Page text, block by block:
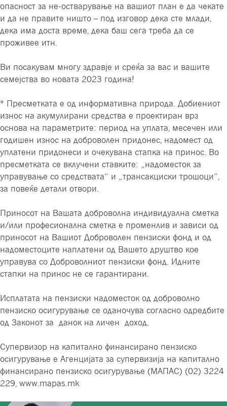
опасност за не-остварување на вашиот план е да чекате
и да не правите ништо – под изговор дека сте млади,
дека има доста време, дека баш сега треба да се
проживее итн.
Ви посакувам многу здравје и среќа за вас и вашите
семејства во новата 2023 година!
* Пресметката е од информативна природа. Добиениот
износ на акумулирани средства е проектиран врз
основа на параметрите: период на уплата, месечен или
годишен износ на доброволен придонес, надомест од
уплатени придонеси и очекувана стапка на принос. Во
пресметката се вклучени ставките: „надоместок за
управување со средствата“ и „трансакциски трошоци“,
за повеќе детали отвори.
Приносот на Вашата доброволна индивидуална сметка
и/или професионална сметка е променлив и зависи од
приносот на Вашиот Доброволен пензиски фонд и од
надоместоците наплатени од Вашето друштво кое
управува со Доброволниот пензиски фонд. Идните
стапки на принос не се гарантирани.
Исплатата на пензиски надоместок од доброволно
пензиско осигурување се оданочува согласно одредбите
од Законот за данок на личен доход.
Супервизор на капитално финансирано пензиско
осигурување е Агенцијата за супервизија на капитално
финансирано пензиско осигурување (МАПАС) (02) 3224
229, www.mapas.mk